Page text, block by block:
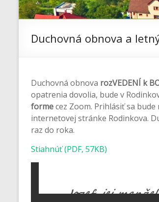
Duchovná obnova a
Duchovná obnova rozVEDENÍ k
opatrenia dovolia, bude v
formecez Zoom. Prihlásiť sa
internetovej stránke Rodinkova.
raz do roka.
Stiahnúť (PDF, 57KB)